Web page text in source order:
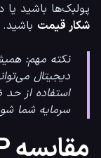
پولبک‌ها باشید یا در سطوح پایین‌تر مانند ۱.۱۲ دلار به دنبال
شکار قیمت باشید.
نکته مهم:
دیجیتال
استفاده از
سرمایه شما